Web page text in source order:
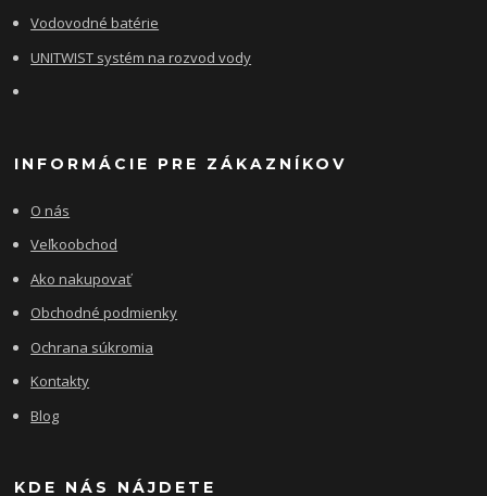
Vodovodné batérie
UNITWIST systém na rozvod vody
INFORMÁCIE PRE ZÁKAZNÍKOV
O nás
Veľkoobchod
Ako nakupovať
Obchodné podmienky
Ochrana súkromia
Kontakty
Blog
KDE NÁS NÁJDETE